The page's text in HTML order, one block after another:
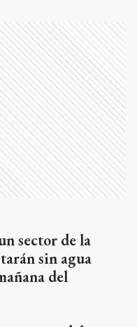
del
corte del